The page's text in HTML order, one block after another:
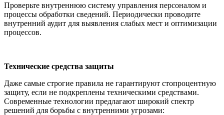
Проверьте внутреннюю систему управления персоналом и
процессы обработки сведений. Периодически проводите
внутренний аудит для выявления слабых мест и оптимизации
процессов.
Технические средства защиты
Даже самые строгие правила не гарантируют стопроцентную
защиту, если не подкреплены техническими средствами.
Современные технологии предлагают широкий спектр
решений для борьбы с внутренними угрозами: